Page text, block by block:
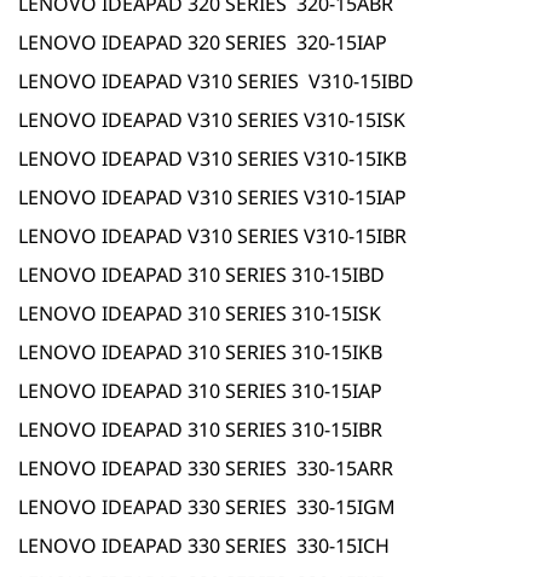
LENOVO IDEAPAD 320 SERIES 320-15IAP
LENOVO IDEAPAD V310 SERIES V310-15IBD
LENOVO IDEAPAD V310 SERIES V310-15ISK
LENOVO IDEAPAD V310 SERIES V310-15IKB
LENOVO IDEAPAD V310 SERIES V310-15IAP
LENOVO IDEAPAD V310 SERIES V310-15IBR
LENOVO IDEAPAD 310 SERIES 310-15IBD
LENOVO IDEAPAD 310 SERIES 310-15ISK
LENOVO IDEAPAD 310 SERIES 310-15IKB
LENOVO IDEAPAD 310 SERIES 310-15IAP
LENOVO IDEAPAD 310 SERIES 310-15IBR
LENOVO IDEAPAD 330 SERIES 330-15ARR
LENOVO IDEAPAD 330 SERIES 330-15IGM
LENOVO IDEAPAD 330 SERIES 330-15ICH